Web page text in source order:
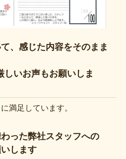
、感じた内容をそのまま
しいお声もお願いしま
満足しています。
った弊社スタッフへの
します